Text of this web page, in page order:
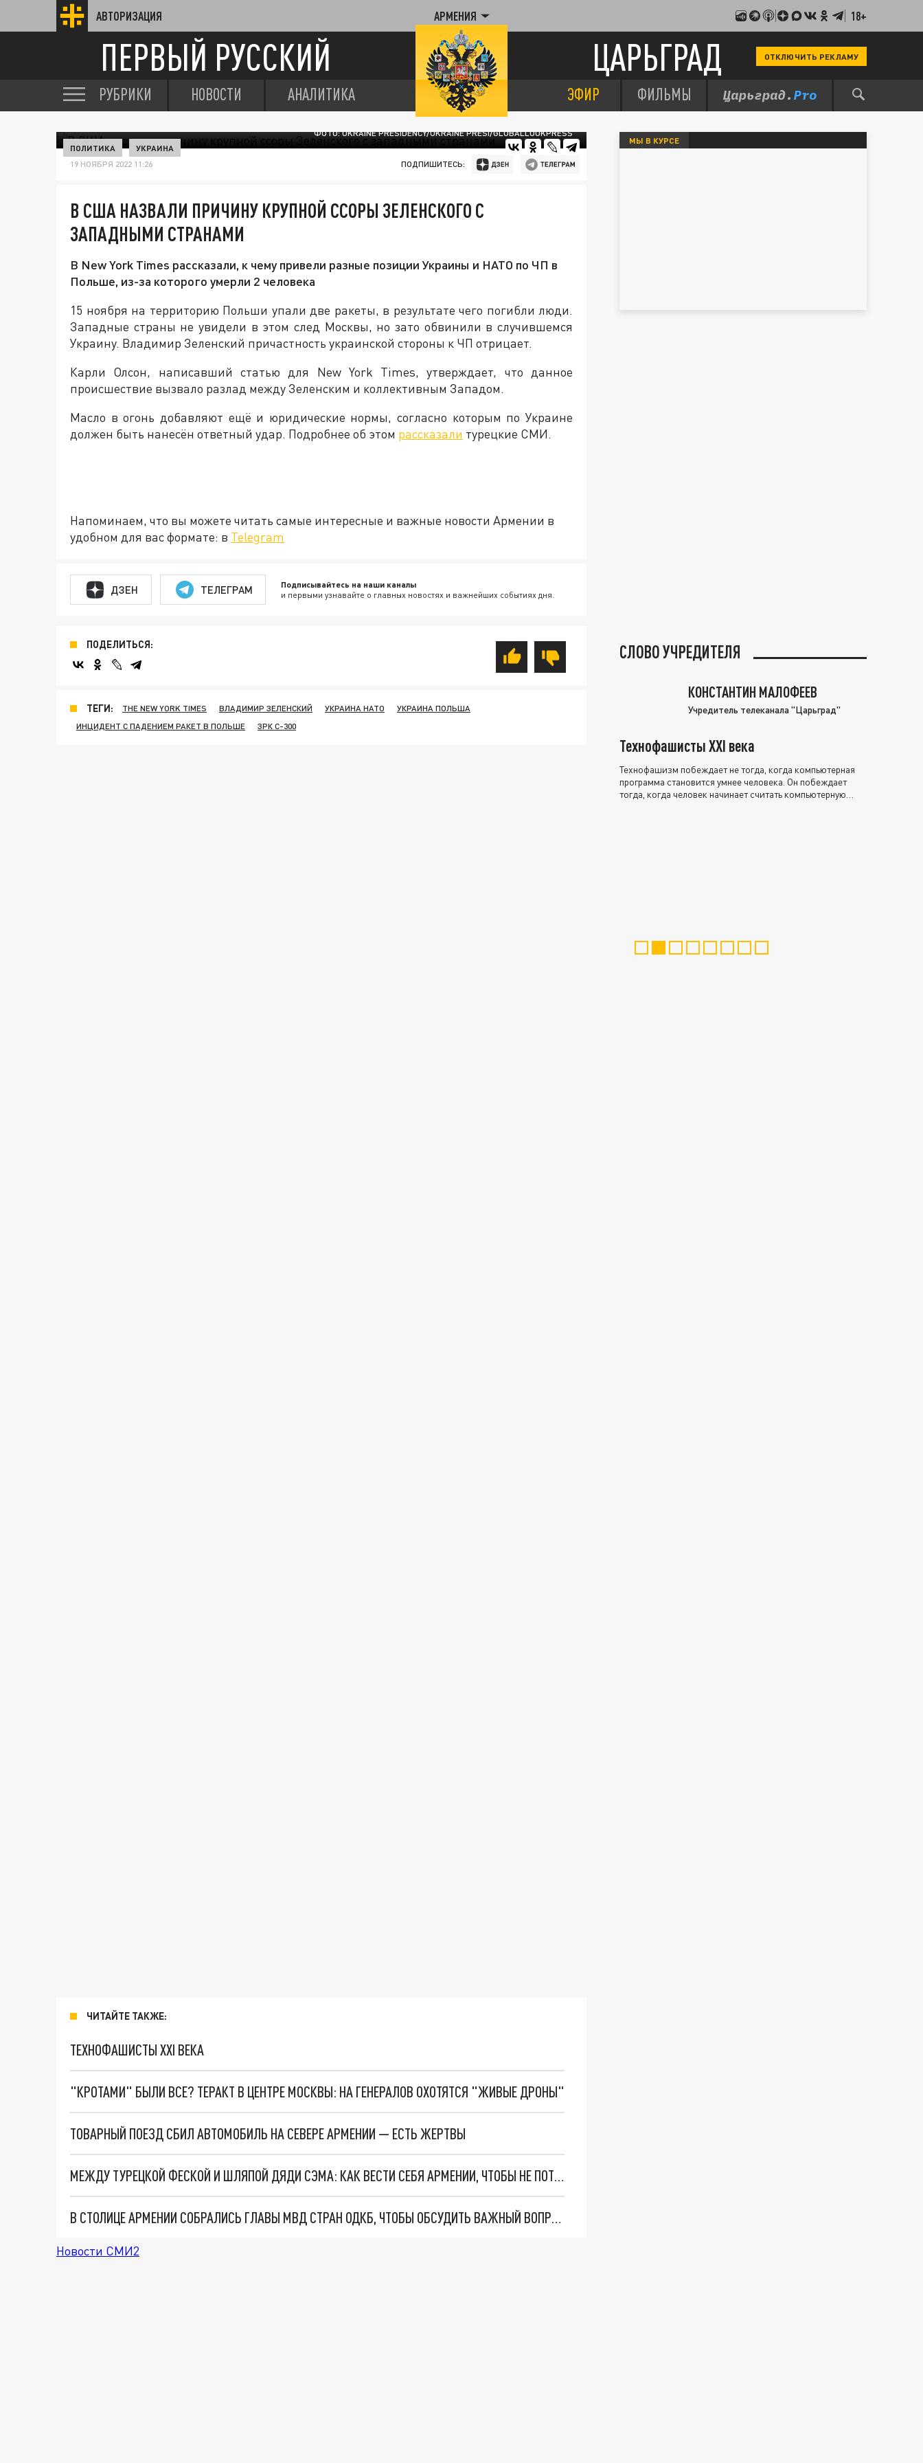
АВТОРИЗАЦИЯ АРМЕНИЯ 18+
ПЕРВЫЙ РУССКИЙ ЦАРЬГРАД ОТКЛЮЧИТЬ РЕКЛАМУ
РУБРИКИ НОВОСТИ АНАЛИТИКА ЭФИР ФИЛЬМЫ
ФОТО: UKRAINE PRESIDENCY/UKRAINE PRESI/GLOBALLOOKPRESS
ПОЛИТИКА УКРАИНА
19 НОЯБРЯ 2022 11:26 ПОДПИШИТЕСЬ:
В США НАЗВАЛИ ПРИЧИНУ КРУПНОЙ ССОРЫ ЗЕЛЕНСКОГО С
ЗАПАДНЫМИ СТРАНАМИ
В New York Times рассказали, к чему привели разные позиции Украины и НАТО по ЧП в
Польше, из-за которого умерли 2 человека
15 ноября на территорию Польши упали две ракеты, в результате чего погибли люди.
Западные страны не увидели в этом след Москвы, но зато обвинили в случившемся
Украину. Владимир Зеленский причастность украинской стороны к ЧП отрицает.
Карли Олсон, написавший статью для New York Times, утверждает, что данное
происшествие вызвало разлад между Зеленским и коллективным Западом.
Масло в огонь добавляют ещё и юридические нормы, согласно которым по Украине
должен быть нанесён ответный удар. Подробнее об этом рассказали турецкие СМИ.
Напоминаем, что вы можете читать самые интересные и важные новости Армении в
удобном для вас формате: в Telegram
ДЗЕН ТЕЛЕГРАМ Подписывайтесь на наши каналы
и первыми узнавайте о главных новостях и важнейших событиях дня.
ПОДЕЛИТЬСЯ:
ТЕГИ: THE NEW YORK TIMES ВЛАДИМИР ЗЕЛЕНСКИЙ УКРАИНА НАТО
УКРАИНА ПОЛЬША
ИНЦИДЕНТ С ПАДЕНИЕМ РАКЕТ В ПОЛЬШЕ
ЗРК С-300
ЧИТАЙТЕ ТАКЖЕ:
ТЕХНОФАШИСТЫ XXI ВЕКА
"КРОТАМИ" БЫЛИ ВСЕ? ТЕРАКТ В ЦЕНТРЕ МОСКВЫ: НА ГЕНЕРАЛОВ ОХОТЯТСЯ "ЖИВЫЕ ДРОНЫ"
ТОВАРНЫЙ ПОЕЗД СБИЛ АВТОМОБИЛЬ НА СЕВЕРЕ АРМЕНИИ — ЕСТЬ ЖЕРТВЫ
МЕЖДУ ТУРЕЦКОЙ ФЕСКОЙ И ШЛЯПОЙ ДЯДИ СЭМА: КАК ВЕСТИ СЕБЯ АРМЕНИИ, ЧТОБЫ НЕ ПОТЕРЯТЬСЯ НА КАРТЕ МИРА
В СТОЛИЦЕ АРМЕНИИ СОБРАЛИСЬ ГЛАВЫ МВД СТРАН ОДКБ, ЧТОБЫ ОБСУДИТЬ ВАЖНЫЙ ВОПРОС
Новости СМИ2
МЫ В КУРСЕ
СЛОВО УЧРЕДИТЕЛЯ
КОНСТАНТИН МАЛОФЕЕВ
Учредитель телеканала "Царьград"
Технофашисты XXI века
Технофашизм побеждает не тогда, когда компьютерная
программа становится умнее человека. Он побеждает
тогда, когда человек начинает считать компьютерную